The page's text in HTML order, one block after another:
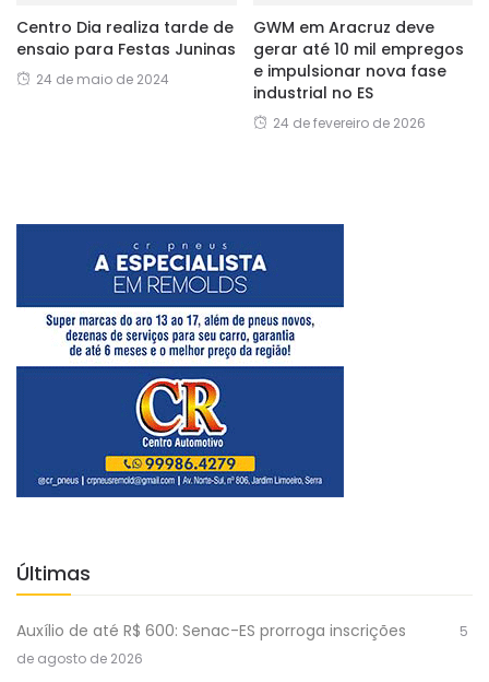
Centro Dia realiza tarde de
ensaio para Festas Juninas
24 de maio de 2024
GWM em Aracruz deve
gerar até 10 mil empregos
e impulsionar nova fase
industrial no ES
24 de fevereiro de 2026
Últimas
Auxílio de até R$ 600: Senac-ES prorroga inscrições
5
de agosto de 2026